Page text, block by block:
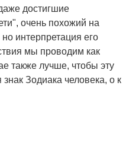
достигшие
очень похожий на
интерпретация его
мы проводим как
также лучше, чтобы эту
Зодиака человека, о к